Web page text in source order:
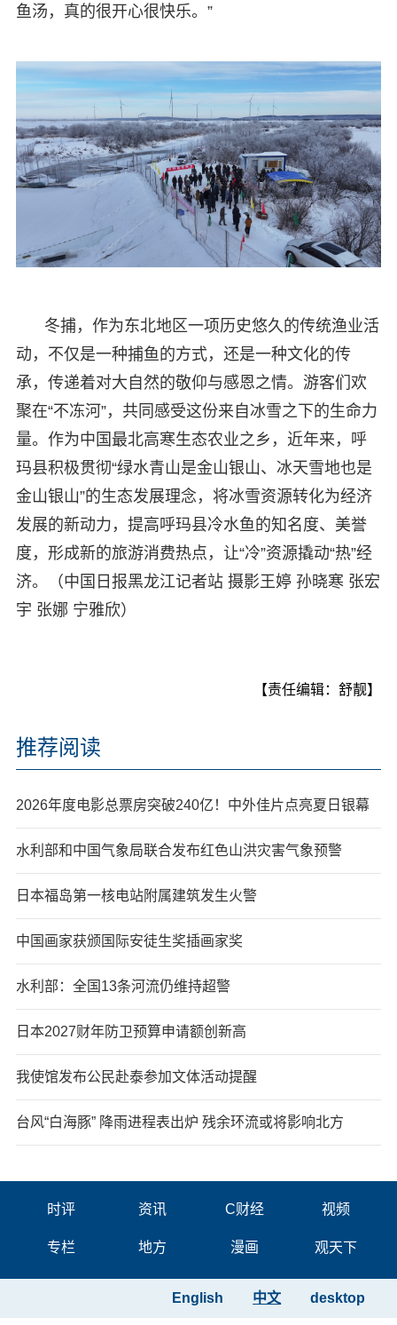
鱼汤，真的很开心很快乐。”
冬捕，作为东北地区一项历史悠久的传统渔业活
动，不仅是一种捕鱼的方式，还是一种文化的传
承，传递着对大自然的敬仰与感恩之情。游客们欢
聚在“不冻河”，共同感受这份来自冰雪之下的生命力
量。作为中国最北高寒生态农业之乡，近年来，呼
玛县积极贯彻“绿水青山是金山银山、冰天雪地也是
金山银山”的生态发展理念，将冰雪资源转化为经济
发展的新动力，提高呼玛县冷水鱼的知名度、美誉
度，形成新的旅游消费热点，让“冷”资源撬动“热”经
济。（中国日报黑龙江记者站 摄影王婷 孙晓寒 张宏
宇 张娜 宁雅欣）
【责任编辑：舒靓】
推荐阅读
2026年度电影总票房突破240亿！中外佳片点亮夏日银幕
水利部和中国气象局联合发布红色山洪灾害气象预警
日本福岛第一核电站附属建筑发生火警
中国画家获颁国际安徒生奖插画家奖
水利部：全国13条河流仍维持超警
日本2027财年防卫预算申请额创新高
我使馆发布公民赴泰参加文体活动提醒
台风“白海豚” 降雨进程表出炉 残余环流或将影响北方
时评 资讯 C财经 视频
专栏 地方 漫画 观天下
desktop
中文
English